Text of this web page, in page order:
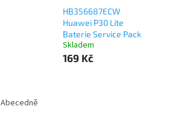
HB356687ECW
Huawei P30 Lite
Baterie Service Pack
Skladem
169 Kč
Abecedně